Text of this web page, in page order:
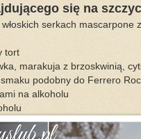
się na
serkach
tort
marakuja z brzoskwinią,
podobny do Ferrero
na alkoholu